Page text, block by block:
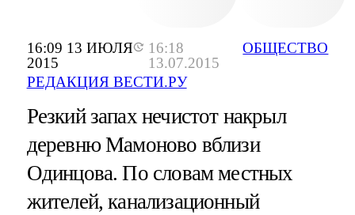
16:09 13 ИЮЛЯ
2015
16:18
13.07.2015
РЕДАКЦИЯ ВЕСТИ.РУ
ОБЩЕСТВО
Резкий запах нечистот накрыл
деревню Мамоново вблизи
Одинцова. По словам местных
жителей, канализационный